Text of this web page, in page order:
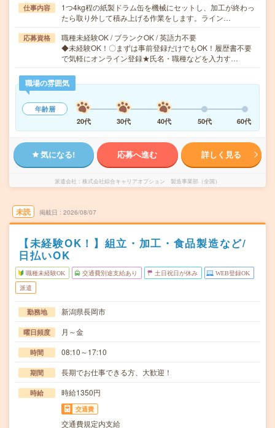
仕事内容
1つ4kg程の紙製ドラム缶を機械にセットし、加工が終わっ
たら取り外して積み上げる作業をします。ライン…
応募資格
職種未経験OK / ブランクOK / 英語力不要
◆未経験OK！〇まずは事前登録だけでもOK！履歴書不要
で気軽にオンライン登録★氏名・職種などを入力す…
職場の雰囲気
年齢層
20代
30代 40代 50代 60代
気になる! 応募へ進む 詳しく見る
派遣会社 株式会社綜合キャリアオプション 製造事業部（全国）
未読 掲載日 2026/08/07
【未経験OK！】組立・加工・食品製造など/
日払いOK
職種未経験OK 交通費別途支給あり 土日祝日が休み WEB登録OK
派遣
勤務地 新潟県長岡市
曜日頻度 月～金
時間 08:10～17:10
期間 長期でお仕事できる方、大歓迎！
時給 時給1350円
交通費
交通費規定内支給